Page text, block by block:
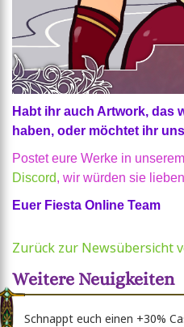
Habt ihr auch Artwork, das
haben, oder möchtet ihr
Postet eure Werke in
Discord, wir würden sie
Euer Fiesta Online Team
Zurück zur Newsübersicht
Weitere Neuigkeiten
Schnappt euch einen +30%